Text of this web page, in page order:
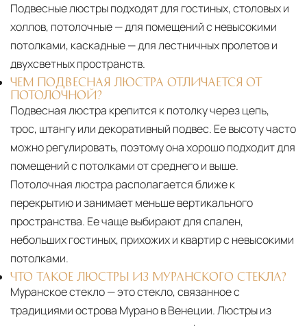
Подвесные люстры подходят для гостиных, столовых и
холлов, потолочные — для помещений с невысокими
потолками, каскадные — для лестничных пролетов и
двухсветных пространств.
ЧЕМ ПОДВЕСНАЯ ЛЮСТРА ОТЛИЧАЕТСЯ ОТ
ПОТОЛОЧНОЙ?
Подвесная люстра крепится к потолку через цепь,
трос, штангу или декоративный подвес. Ее высоту часто
можно регулировать, поэтому она хорошо подходит для
помещений с потолками от среднего и выше.
Потолочная люстра располагается ближе к
перекрытию и занимает меньше вертикального
пространства. Ее чаще выбирают для спален,
небольших гостиных, прихожих и квартир с невысокими
потолками.
ЧТО ТАКОЕ ЛЮСТРЫ ИЗ МУРАНСКОГО СТЕКЛА?
Муранское стекло — это стекло, связанное с
традициями острова Мурано в Венеции. Люстры из